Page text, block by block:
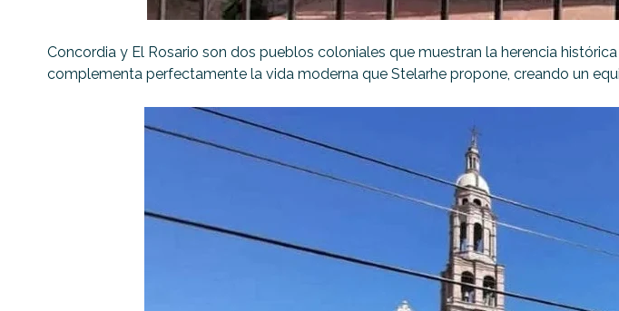
Concordia y El Rosario son dos pueblos coloniales que muestran la herencia
complementa perfectamente la vida moderna que Stelarhe propone, creando un